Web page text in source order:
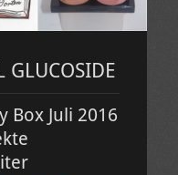
GLUCOSIDE
Box Juli 2016